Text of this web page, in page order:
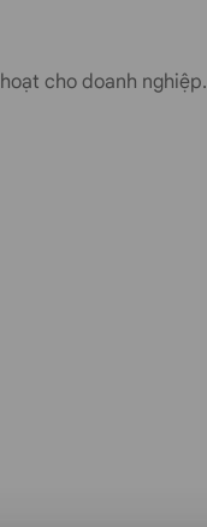
cho doanh nghiệp.